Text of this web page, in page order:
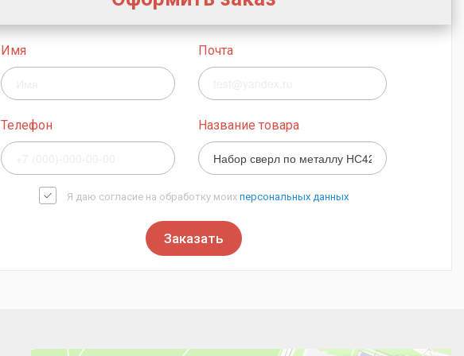
Имя Почта
Телефон Название товара
Я даю согласие на обработку моих персональных данных
Заказать